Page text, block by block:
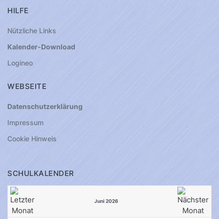
HILFE
Nützliche Links
Kalender-Download
Logineo
WEBSEITE
Datenschutzerklärung
Impressum
Cookie Hinweis
SCHULKALENDER
Juni 2026